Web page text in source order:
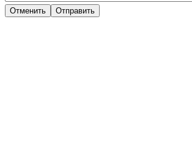
Отменить Отправить